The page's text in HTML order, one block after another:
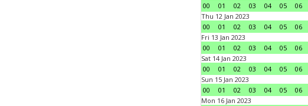
00
01 02 03 04 05 06
Thu 12 Jan 2023
00
01 02 03 04 05 06
Fri 13 Jan 2023
00
01 02 03 04 05 06
Sat 14 Jan 2023
00
01 02 03 04 05 06
Sun 15 Jan 2023
00
01 02 03 04 05 06
Mon 16 Jan 2023